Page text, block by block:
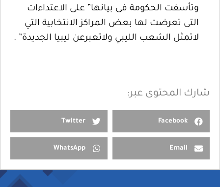
وتأسفت الحكومة فى بيانها” على الاعتداءات
التى تعرضت لها بعض المراكز الانتخابية التي
لاتمثل الشعب الليبي ولاتعبرعن ليبيا الجديدة” .
شارك المحتوى عبر:
Facebook
Twitter
Email
WhatsApp